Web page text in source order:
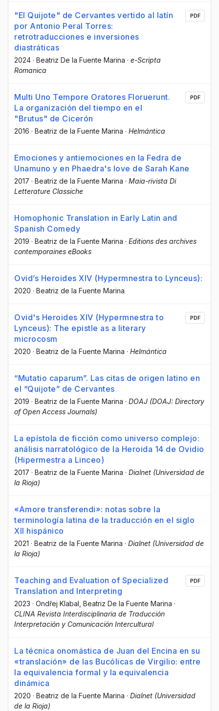
"El Quijote" de Cervantes vertido al latín
por Antonio Peral Torres:
retrotraducciones e inversiones
diastráticas
2024 · Beatriz De la Fuente Marina · e-Scripta
Romanica
PDF
Multi Uno Tempore Oratores Floruerunt.
La organización del tiempo en el
"Brutus" de Cicerón
2016 · Beatriz de la Fuente Marina · Helmántica
PDF
Emociones y antiemociones en la Fedra de
Unamuno y en Phaedra's love de Sarah Kane
2017 · Beatriz de la Fuente Marina · Maia-rivista Di
Letterature Classiche
Homophonic Translation in Early Latin and
Spanish Comedy
2019 · Beatriz de la Fuente Marina · Editions des archives
contemporaines eBooks
Ovid’s Heroides XIV (Hypermnestra to Lynceus):
2020 · Beatriz de la Fuente Marina
Ovid's Heroides XIV (Hypermnestra to
Lynceus): The epistle as a literary
microcosm
2020 · Beatriz de la Fuente Marina · Helmántica
PDF
“Mutatio caparum”. Las citas de origen latino en
el “Quijote” de Cervantes
2019 · Beatriz de la Fuente Marina · DOAJ (DOAJ: Directory
of Open Access Journals)
La epístola de ficción como universo complejo:
análisis narratológico de la Heroida 14 de Ovidio
(Hipermestra a Linceo)
2017 · Beatriz de la Fuente Marina · Dialnet (Universidad de
la Rioja)
«Amore transferendi»: notas sobre la
terminología latina de la traducción en el siglo
XII hispánico
2021 · Beatriz de la Fuente Marina · Dialnet (Universidad de
la Rioja)
Teaching and Evaluation of Specialized
Translation and Interpreting
2023 · Ondřej Klabal , Beatriz De la Fuente Marina ·
CLINA Revista Interdisciplinaria de Traducción
Interpretación y Comunicación Intercultural
PDF
La técnica onomástica de Juan del Encina en su
«translación» de las Bucólicas de Virgilio: entre
la equivalencia formal y la equivalencia
dinámica
2020 · Beatriz de la Fuente Marina · Dialnet (Universidad
de la Rioja)